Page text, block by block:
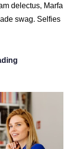
delectus, Marfa
swag. Selfies